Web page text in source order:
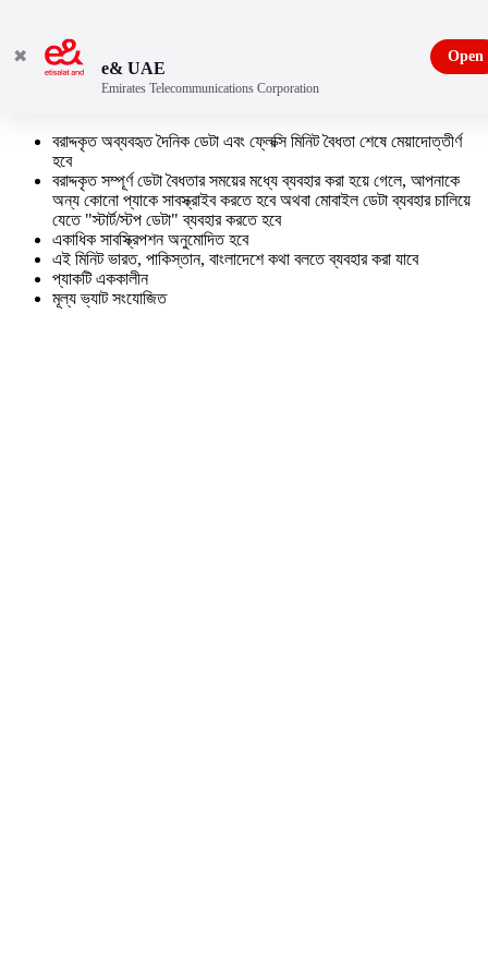
আন্তর্জাতিক ফ্লেক্সি মিনিট + ডেটা সাপ্তাহিক - শর্তাবলী
বরাদ্দকৃত অব্যবহৃত দৈনিক ডেটা এবং ফ্লেক্সি মিনিট বৈধতা শেষে মেয়াদোত্তীর্ণ
হবে
বরাদ্দকৃত সম্পূর্ণ ডেটা বৈধতার সময়ের মধ্যে ব্যবহার করা হয়ে গেলে, আপনাকে
অন্য কোনো প্যাকে সাবস্ক্রাইব করতে হবে অথবা মোবাইল ডেটা ব্যবহার চালিয়ে
যেতে "স্টার্ট/স্টপ ডেটা" ব্যবহার করতে হবে
একাধিক সাবস্ক্রিপশন অনুমোদিত হবে
এই মিনিট ভারত, পাকিস্তান, বাংলাদেশে কথা বলতে ব্যবহার করা যাবে
প্যাকটি এককালীন
মূল্য ভ্যাট সংযোজিত
✖
e& UAE
Emirates Telecommunications Corporation
Open